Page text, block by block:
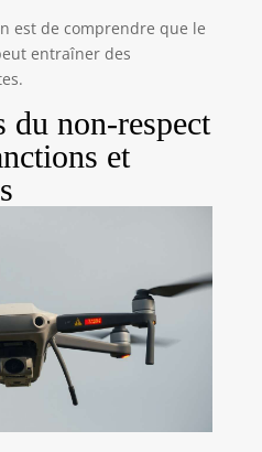
est de comprendre que le
entraîner des
du non-respect
et